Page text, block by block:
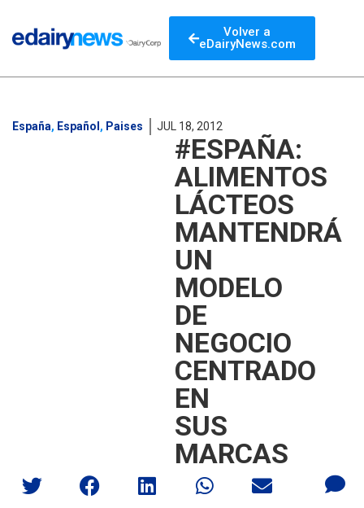
Volver a
eDairyNews.com
España, Español , Paises JUL 18, 2012
#ESPAÑA:
ALIMENTOS
LÁCTEOS
MANTENDRÁ
UN
MODELO
DE
NEGOCIO
CENTRADO
EN
SUS
MARCAS